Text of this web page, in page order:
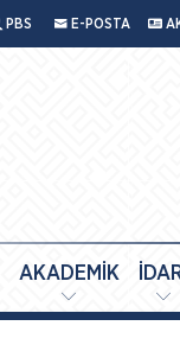
PBS E-POSTA
AKADEMİK